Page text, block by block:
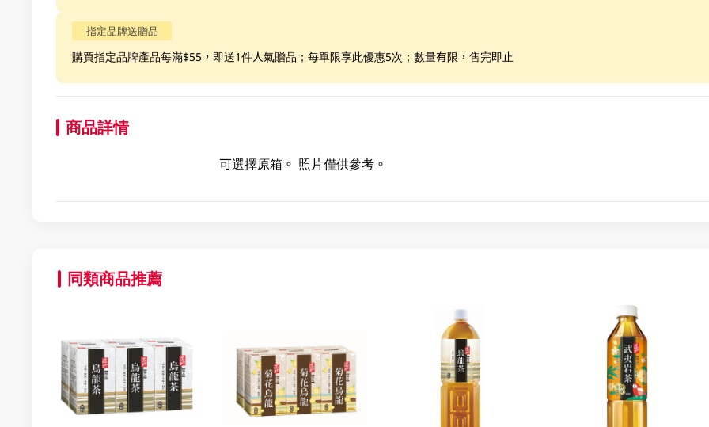
指定品牌送贈品
購買指定品牌產品每滿$55，即送1件人氣贈品；每單限享此優惠5次；數量有限，售完即止
商品詳情
可選擇原箱。 照片僅供參考。
同類商品推薦